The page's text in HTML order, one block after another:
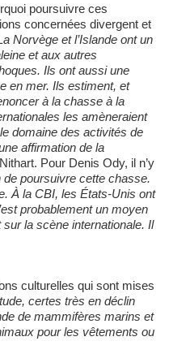
concernées divergent et
Norvège et l’Islande ont un
et aux autres
Ils ont aussi une
en mer. Ils estiment, et
à la chasse à la
les amèneraient
domaine des activités de
affirmation de la
Pour Denis Ody, il n’y
de poursuivre cette chasse.
À la CBI, les États-Unis ont
​probablement ​un moyen
la scène internationale. Il
certes très en déclin
de mammifères marins et
pour les vêtements ou